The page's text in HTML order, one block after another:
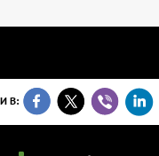
В: